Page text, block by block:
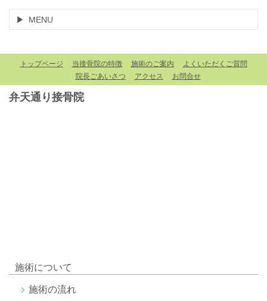
MENU
トップページ 当接骨院の特徴 施術のご案内
よくいただくご質問
院長ごあいさつ
アクセス お問合せ
弁天通り接骨院
施術について
施術の流れ